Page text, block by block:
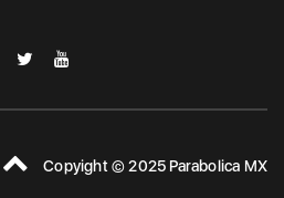
Copyight © 2025 Parabolica MX